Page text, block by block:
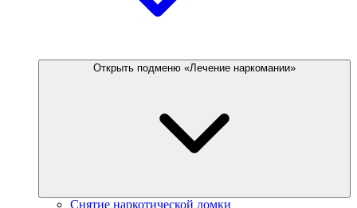
Открыть подменю «Лечение наркомании»
Снятие наркотической ломки